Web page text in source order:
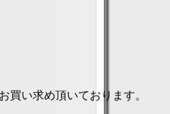
買い求め頂いております。